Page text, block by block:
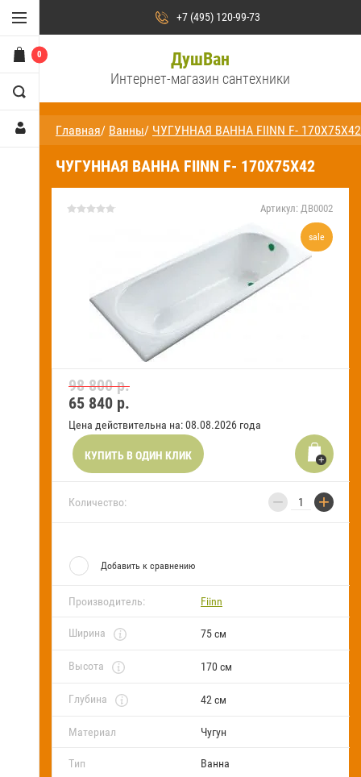
Душевые двери /
ограждения и поддоны
Сауны и бани
Ванны
Аксессуары для ванн
Новости и акции
Оставить заявку на звонок
Оплата
Сервисное
Карта
сайта
Отзывы
0
+7 (495) 120-99-73
ДушВан
Интернет-магазин сантехники
Главная/ Ванны/ ЧУГУННАЯ ВАННА FIINN F- 170Х75Х42
ЧУГУННАЯ ВАННА FIINN F- 170Х75Х42
Артикул: ДВ0002
sale
98 800 р.
65 840 р.
Цена действительна на: 08.08.2026 года
КУПИТЬ В ОДИН КЛИК
Количество: − +
Добавить к сравнению
Производитель: Fiinn
Ширина 75 см
Высота 170 см
Глубина 42 см
Материал Чугун
Тип Ванна